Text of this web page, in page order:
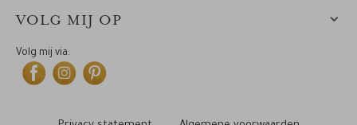
VOLG MIJ OP
Volg mij via: